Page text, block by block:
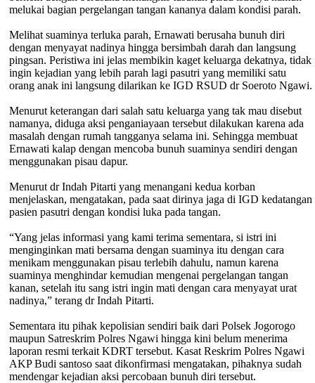
melukai bagian pergelangan tangan kananya dalam kondisi parah.
Melihat suaminya terluka parah, Ernawati berusaha bunuh diri
dengan menyayat nadinya hingga bersimbah darah dan langsung
pingsan. Peristiwa ini jelas membikin kaget keluarga dekatnya, tidak
ingin kejadian yang lebih parah lagi pasutri yang memiliki satu
orang anak ini langsung dilarikan ke IGD RSUD dr Soeroto Ngawi.
Menurut keterangan dari salah satu keluarga yang tak mau disebut
namanya, diduga aksi penganiayaan tersebut dilakukan karena ada
masalah dengan rumah tangganya selama ini. Sehingga membuat
Ernawati kalap dengan mencoba bunuh suaminya sendiri dengan
menggunakan pisau dapur.
Menurut dr Indah Pitarti yang menangani kedua korban
menjelaskan, mengatakan, pada saat dirinya jaga di IGD kedatangan
pasien pasutri dengan kondisi luka pada tangan.
“Yang jelas informasi yang kami terima sementara, si istri ini
menginginkan mati bersama dengan suaminya itu dengan cara
menikam menggunakan pisau terlebih dahulu, namun karena
suaminya menghindar kemudian mengenai pergelangan tangan
kanan, setelah itu sang istri ingin mati dengan cara menyayat urat
nadinya,” terang dr Indah Pitarti.
Sementara itu pihak kepolisian sendiri baik dari Polsek Jogorogo
maupun Satreskrim Polres Ngawi hingga kini belum menerima
laporan resmi terkait KDRT tersebut. Kasat Reskrim Polres Ngawi
AKP Budi santoso saat dikonfirmasi mengatakan, pihaknya sudah
mendengar kejadian aksi percobaan bunuh diri tersebut.